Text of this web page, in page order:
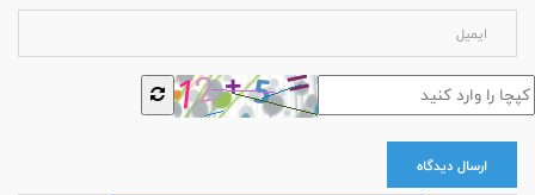
ارسال دیدگاه